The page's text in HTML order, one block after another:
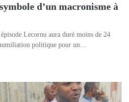
d’un macronisme à
Lecornu aura duré moins de 24
politique pour un…